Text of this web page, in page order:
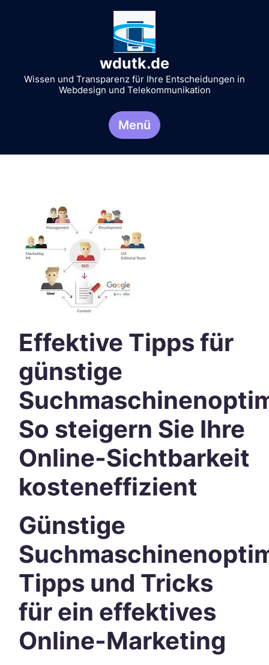
wdutk.de
Wissen und Transparenz für Ihre Entscheidungen in
Webdesign und Telekommunikation
Menü
Effektive Tipps für
günstige
So steigern Sie Ihre
Online-Sichtbarkeit
kosteneffizient
Günstige
Tipps und Tricks
für ein effektives
Online-Marketing